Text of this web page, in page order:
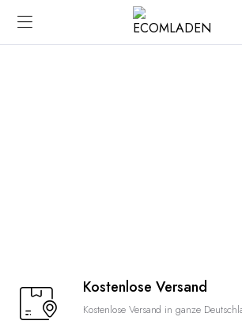
Kostenlose Versand
Kostenlose Versand in ganze